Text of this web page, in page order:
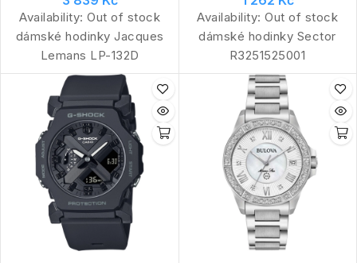
Availability: Out of stock
dámské hodinky Jacques
Lemans LP-132D
Availability: Out of stock
dámské hodinky Sector
R3251525001